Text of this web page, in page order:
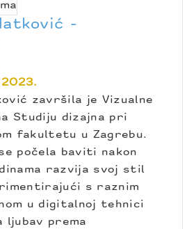
-
završila je Vizualne
Studiju dizajna pri
fakultetu u Zagrebu.
počela baviti nakon
razvija svoj stil
s raznim
u digitalnoj tehnici
ljubav prema